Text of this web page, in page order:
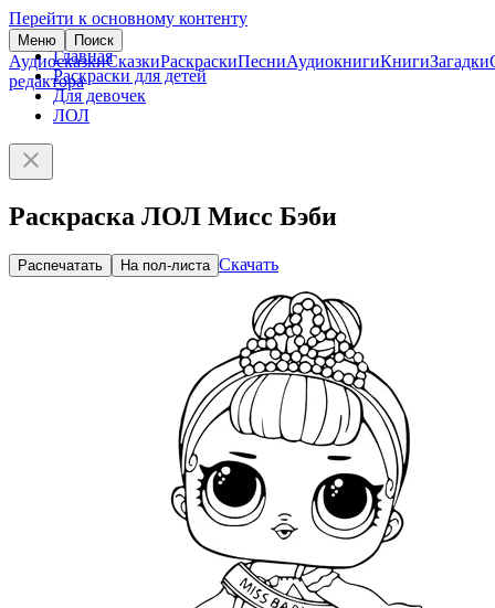
Перейти к основному контенту
Меню Поиск
АудиосказкиСказкиРаскраскиПесниАудиокнигиКнигиЗагадки
редактора
Главная
Раскраски для детей
Для девочек
ЛОЛ
Раскраска ЛОЛ Мисс Бэби
Распечатать На пол-листа Скачать